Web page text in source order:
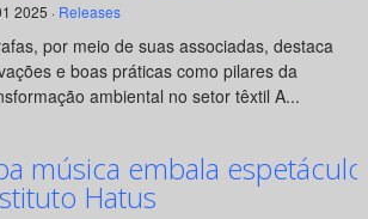
2025 · Releases
por meio de suas associadas, destaca
e boas práticas como pilares da
ambiental no setor têxtil A...
música embala
Hatus